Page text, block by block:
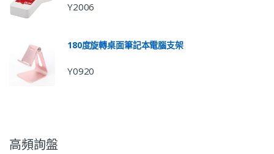
Y2006
180度旋轉桌面筆記本電腦支架
Y0920
高頻詢盤